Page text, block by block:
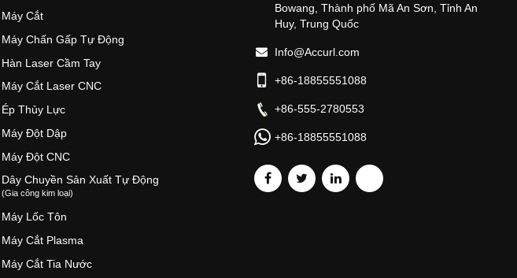
Máy Cắt
Máy Chấn Gấp Tự Động
Hàn Laser Cầm Tay
Máy Cắt Laser CNC
Ép Thủy Lực
Máy Đột Dập
Máy Đột CNC
Dây Chuyền Sản Xuất Tự Động
(Gia công kim loại)
Máy Lốc Tôn
Máy Cắt Plasma
Máy Cắt Tia Nước
Bowang, Thành phố Mã An Sơn, Tỉnh An
Huy, Trung Quốc
Info@Accurl.com
+86-18855551088
+86-555-2780553
+86-18855551088